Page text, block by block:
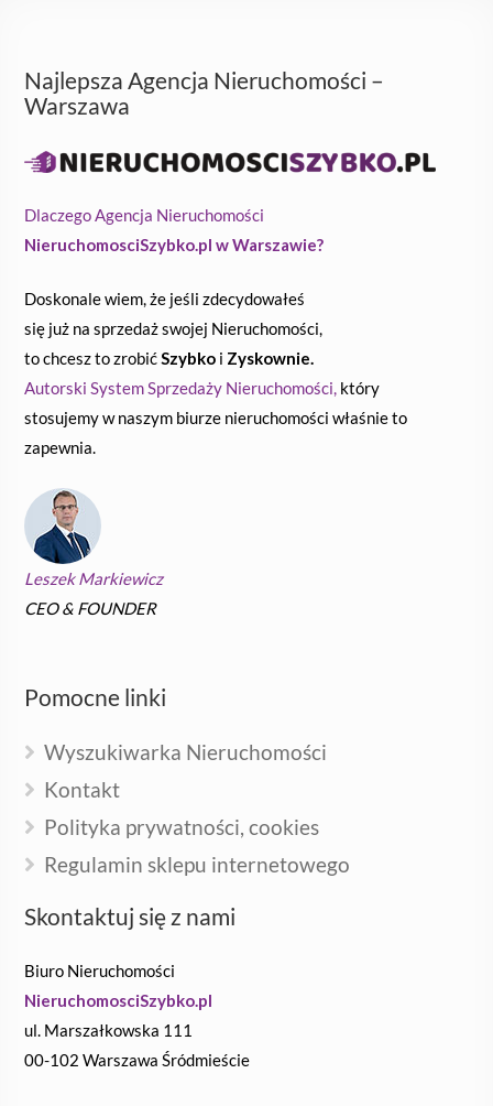
Najlepsza Agencja Nieruchomości –
Warszawa
Dlaczego Agencja Nieruchomości
NieruchomosciSzybko.pl w Warszawie?
Doskonale wiem, że jeśli zdecydowałeś
się już na sprzedaż swojej Nieruchomości,
to chcesz to zrobićSzybko i Zyskownie.
Autorski System Sprzedaży Nieruchomości, który
stosujemy w naszym biurze nieruchomości właśnie to
zapewnia.
Leszek Markiewicz
CEO & FOUNDER
Pomocne linki
Wyszukiwarka Nieruchomości
Kontakt
Polityka prywatności, cookies
Regulamin sklepu internetowego
Skontaktuj się z nami
Biuro Nieruchomości
NieruchomosciSzybko.pl
ul. Marszałkowska 111
00-102 Warszawa Śródmieście